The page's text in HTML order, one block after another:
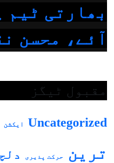
بھارتی ٹیم
آئے، محسن
مقبول ٹیگز
Uncategorized ایکشن
ترین
حرکت پذیری